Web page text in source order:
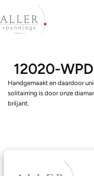
12020-
Handgemaakt en daardoor
solitairring is door onze
briljant.